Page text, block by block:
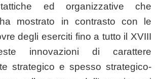
ed organizzative che
ha mostrato in contrasto con le
degli eserciti fino a tutto il XVIII
innovazioni di carattere
strategico e spesso strategico-